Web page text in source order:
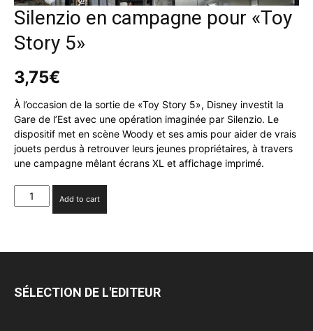
Silenzio en campagne pour «Toy
Story 5»
3,75€
À l’occasion de la sortie de «Toy Story 5», Disney investit la
Gare de l’Est avec une opération imaginée par Silenzio. Le
dispositif met en scène Woody et ses amis pour aider de vrais
jouets perdus à retrouver leurs jeunes propriétaires, à travers
une campagne mêlant écrans XL et affichage imprimé.
Silenzio
en
«Toy
quantity
Add to cart
SÉLECTION DE L'EDITEUR